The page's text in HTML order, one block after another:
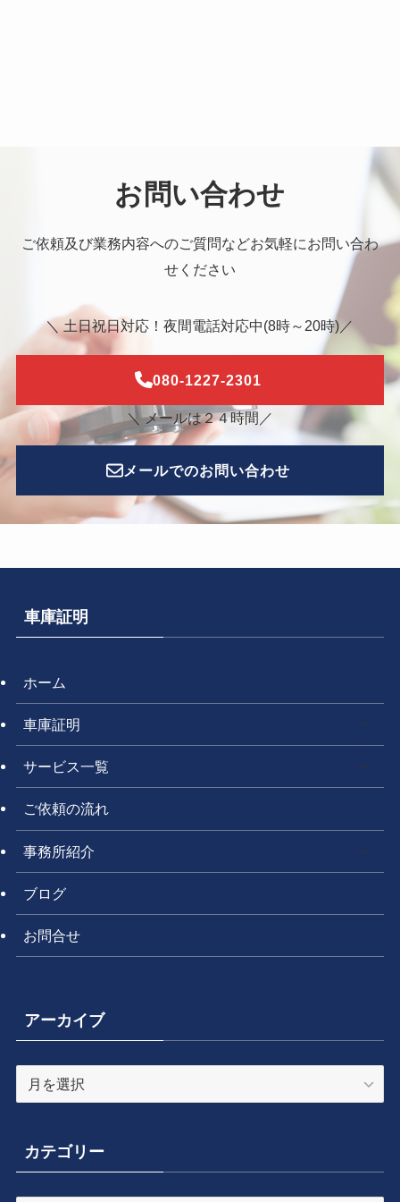
お問い合わせ
ご依頼及び業務内容へのご質問などお気軽にお問い合わ
せください
＼ 土日祝日対応！夜間電話対応中(8時～20時)／
080-1227-2301
＼ メールは２４時間／
メールでのお問い合わせ
車庫証明
ホーム
車庫証明
サービス一覧
ご依頼の流れ
事務所紹介
ブログ
お問合せ
アーカイブ
ー
ブ
カテゴリー